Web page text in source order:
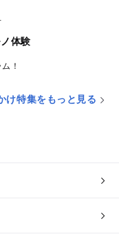
体験
！
け特集をもっと見る